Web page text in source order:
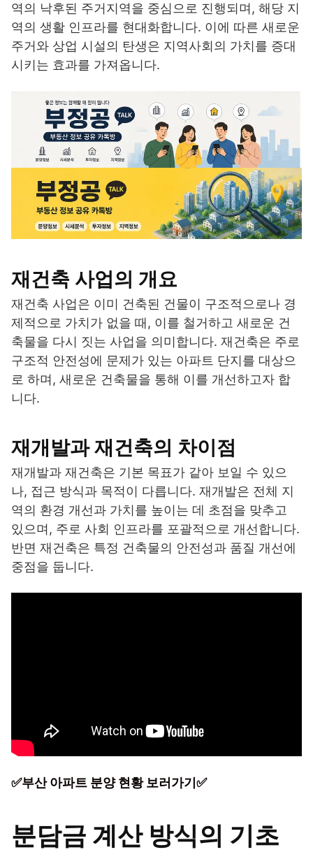
역의 낙후된 주거지역을 중심으로 진행되며, 해당 지
역의 생활 인프라를 현대화합니다. 이에 따른 새로운
주거와 상업 시설의 탄생은 지역사회의 가치를 증대
시키는 효과를 가져옵니다.
재건축 사업의 개요
재건축 사업은 이미 건축된 건물이 구조적으로나 경
제적으로 가치가 없을 때, 이를 철거하고 새로운 건
축물을 다시 짓는 사업을 의미합니다. 재건축은 주로
구조적 안전성에 문제가 있는 아파트 단지를 대상으
로 하며, 새로운 건축물을 통해 이를 개선하고자 합
니다.
재개발과 재건축의 차이점
재개발과 재건축은 기본 목표가 같아 보일 수 있으
나, 접근 방식과 목적이 다릅니다. 재개발은 전체 지
역의 환경 개선과 가치를 높이는 데 초점을 맞추고
있으며, 주로 사회 인프라를 포괄적으로 개선합니다.
반면 재건축은 특정 건축물의 안전성과 품질 개선에
중점을 둡니다.
✅부산 아파트 분양 현황 보러가기✅
분담금 계산 방식의 기초